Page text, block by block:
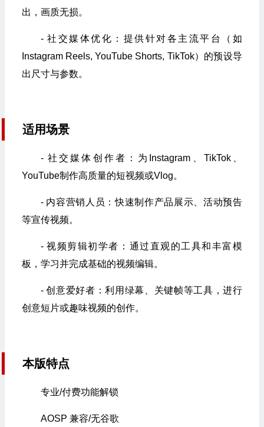
出，画质无损。
- 社交媒体优化：提供针对各主流平台（如
Instagram Reels, YouTube Shorts, TikTok）的预设导
出尺寸与参数。
适用场景
- 社交媒体创作者：为Instagram、TikTok、
YouTube制作高质量的短视频或Vlog。
- 内容营销人员：快速制作产品展示、活动预告
等宣传视频。
- 视频剪辑初学者：通过直观的工具和丰富模
板，学习并完成基础的视频编辑。
- 创意爱好者：利用绿幕、关键帧等工具，进行
创意短片或趣味视频的创作。
本版特点
专业/付费功能解锁
AOSP 兼容/无谷歌